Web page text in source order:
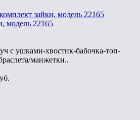
модель 22165
с ушками-хвостик-бабочка-топ-
манжетки..